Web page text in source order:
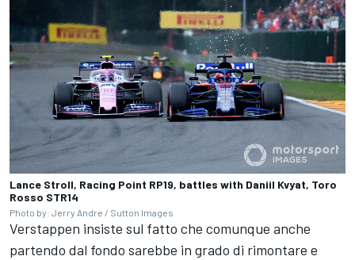
Lance Stroll, Racing Point RP19, battles with Daniil Kvyat, Toro
Rosso STR14
Photo by: Jerry Andre / Sutton Images
Verstappen insiste sul fatto che comunque anche
partendo dal fondo sarebbe in grado di rimontare e